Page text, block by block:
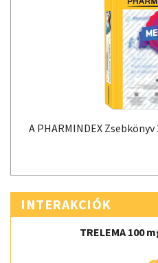
A PHARMINDEX
INTERAKCIÓK
TRELEMA 100